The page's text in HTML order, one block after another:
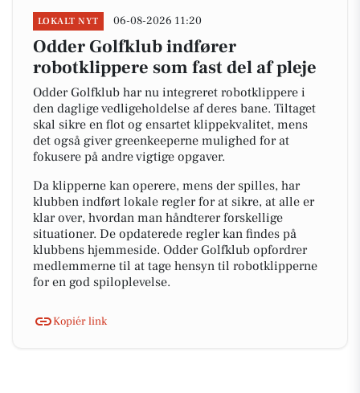
LOKALT NYT 06-08-2026 11:20
Odder Golfklub indfører
robotklippere som fast del af pleje
Odder Golfklub har nu integreret robotklippere i
den daglige vedligeholdelse af deres bane. Tiltaget
skal sikre en flot og ensartet klippekvalitet, mens
det også giver greenkeeperne mulighed for at
fokusere på andre vigtige opgaver.
Da klipperne kan operere, mens der spilles, har
klubben indført lokale regler for at sikre, at alle er
klar over, hvordan man håndterer forskellige
situationer. De opdaterede regler kan findes på
klubbens hjemmeside. Odder Golfklub opfordrer
medlemmerne til at tage hensyn til robotklipperne
for en god spiloplevelse.
Kopiér link